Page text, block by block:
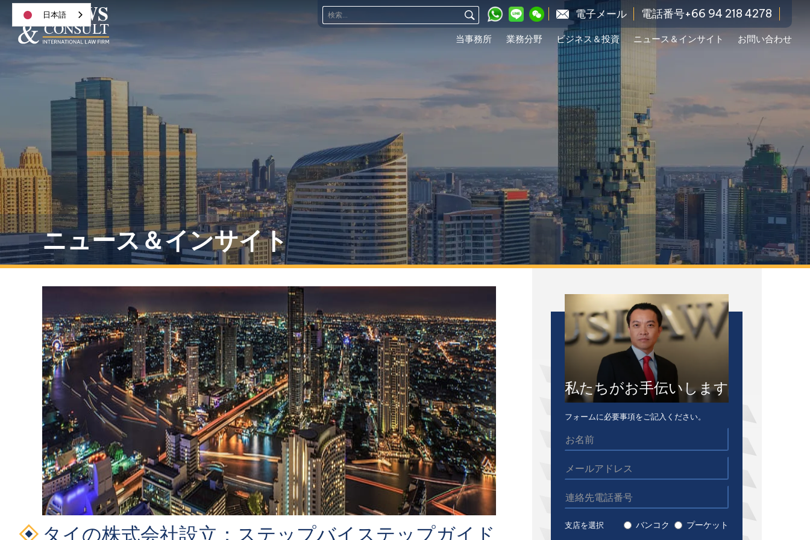
電子メール 電話番号+66 94 218 4278
当事務所 業務分野 ビジネス＆投資 ニュース＆インサイト お問い合わせ
ニュース＆インサイト
タイの株式会社設立：ステップバイステップガイド
私たちがお手伝いします
フォームに必要事項をご記入ください。
支店を選択 バンコク プーケット
日本語